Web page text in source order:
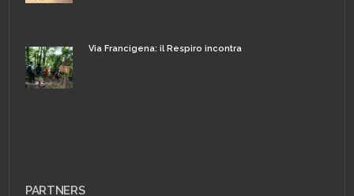
Via Francigena: il Respiro incontra
PARTNERS